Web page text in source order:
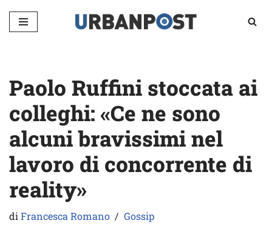
Vai
Paolo Ruffini stoccata ai
colleghi: «Ce ne sono
alcuni bravissimi nel
lavoro di concorrente di
reality»
diFrancesca Romano Gossip